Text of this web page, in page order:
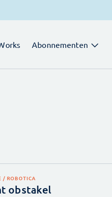
Abonnementen
/ ROBOTICA
obstakel